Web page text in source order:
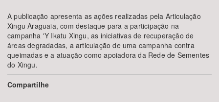
A publicação apresenta as ações realizadas pela Articulação
Xingu Araguaia, com destaque para a participação na
campanha 'Y Ikatu Xingu, as iniciativas de recuperação de
áreas degradadas, a articulação de uma campanha contra
queimadas e a atuação como apoiadora da Rede de Sementes
do Xingu.
Compartilhe